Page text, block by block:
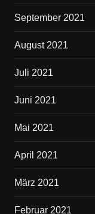
September 2021
August 2021
Juli 2021
Juni 2021
Mai 2021
April 2021
März 2021
Februar 2021